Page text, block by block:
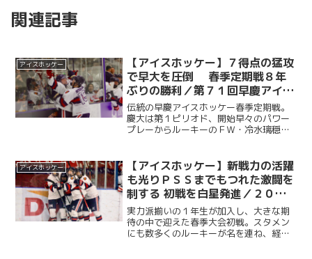
関連記事
アイスホッケー
【アイスホッケー】７得点の猛攻
で早大を圧倒 春季定期戦８年
ぶりの勝利／第７１回早慶アイス
ホッケー春季定期戦
伝統の早慶アイスホッケー春季定期戦。
慶大は第１ピリオド、開始早々のパワー
プレーからルーキーのＦＷ・冷水璃穏
應）、ＦＷ・芝田光希（経３・都市大付
属）も続き３点のリードを奪う。...
アイスホッケー
【アイスホッケー】新戦力の活躍
も光りＰＳＳまでもつれた激闘を
制する 初戦を白星発進／２０２
６年秩父宮杯第７３回関東大学ア
イスホッケー選手権大会
実力派揃いの１年生が加入し、大きな期
待の中で迎えた春季大会初戦。スタメン
にも数多くのルーキーが名を連ね、経験